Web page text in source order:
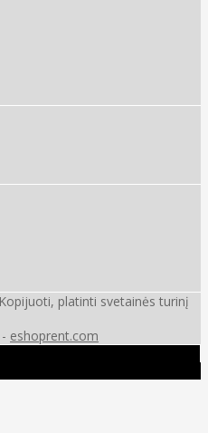
platinti svetainės turinį
- eshoprent.com